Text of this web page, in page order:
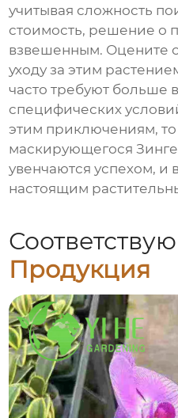
учитывая сложность
стоимость, решение о
взвешенным. Оцените
уходу за этим
часто требуют больше
специфических
этим приключениям,
маскирующегося
увенчаются успехом, и
настоящим
Продукция